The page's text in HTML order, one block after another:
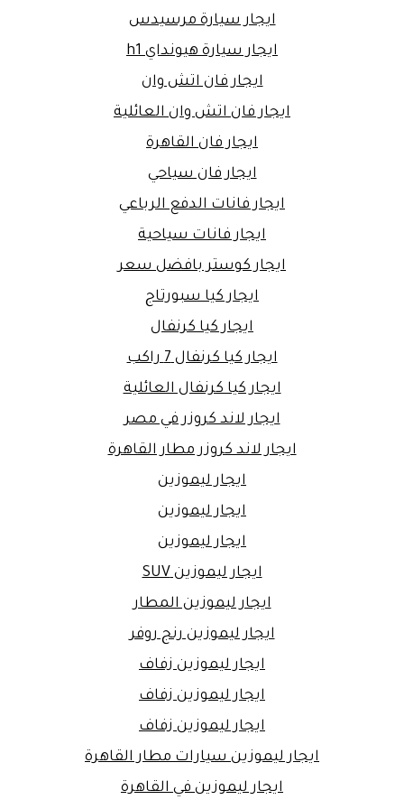
ايجار سيارة مرسيدس
ايجار سيارة هيونداي h1
ايجار فان اتش وان
ايجار فان اتش وان العائلية
ايجار فان القاهرة
ايجار فان سياحي
ايجار فانات الدفع الرباعي
ايجار فانات سياحية
ايجار كوستر بافضل سعر
ايجار كيا سبورتاج
ايجار كيا كرنفال
ايجار كيا كرنفال 7 راكب
ايجار كيا كرنفال العائلية
ايجار لاند كروزر في مصر
ايجار لاند كروزر مطار القاهرة
ايجار ليموزين
ايجار ليموزين
ايجار ليموزين
ايجار ليموزين SUV
ايجار ليموزين المطار
ايجار ليموزين رنج روفر
ايجار ليموزين زفاف
ايجار ليموزين زفاف
ايجار ليموزين زفاف
ايجار ليموزين سيارات مطار القاهرة
ايجار ليموزين في القاهرة